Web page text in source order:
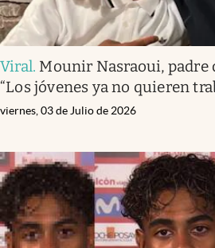
Viral. Mounir Nasraoui, padre
“Los jóvenes ya no quieren
viernes, 03 de Julio de 2026